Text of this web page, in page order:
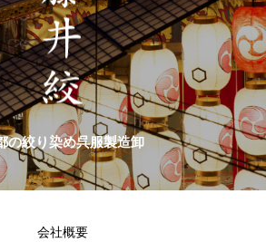
の絞り染め呉服製造卸
会社概要